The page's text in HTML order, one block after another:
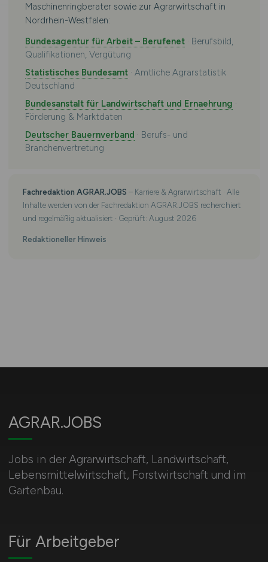
Maschinenringberater sowie zur Agrarwirtschaft in
Nordrhein-Westfalen:
Bundesagentur für Arbeit – Berufenet· Berufsbild,
Qualifikationen, Vergütung
Statistisches Bundesamt· Amtliche Agrarstatistik
Deutschland
Bundesanstalt für Landwirtschaft und Ernaehrung ·
Förderung & Marktdaten
Deutscher Bauernverband · Berufs- und
Branchenvertretung
Fachredaktion AGRAR.JOBS – Karriere & Agrarwirtschaft · Alle
Inhalte werden von der Fachredaktion AGRAR.JOBS recherchiert
und regelmäßig aktualisiert · Geprüft: August 2026
Redaktioneller Hinweis
AGRAR.JOBS
Jobs in der Agrarwirtschaft, Landwirtschaft,
Lebensmittelwirtschaft, Forstwirtschaft und im
Gartenbau.
Für Arbeitgeber